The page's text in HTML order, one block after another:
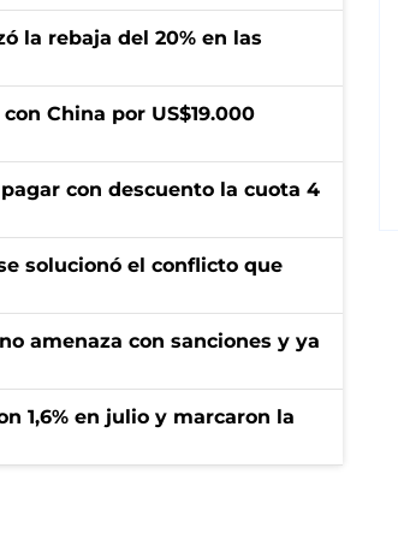
la rebaja del 20% en las
China por US$19.000
con descuento la cuota 4
solucionó el conflicto que
amenaza con sanciones y ya
1,6% en julio y marcaron la